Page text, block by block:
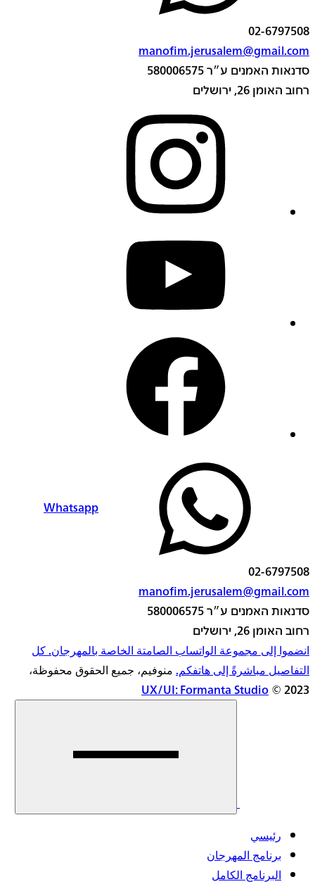
02-6797508
manofim.jerusalem@gmail.com
סדנאות האמנים ע״ר 580006575
רחוב האומן 26, ירושלים
Whatsapp
02-6797508
manofim.jerusalem@gmail.com
סדנאות האמנים ע״ר 580006575
רחוב האומן 26, ירושלים
انضموا إلى مجموعة الواتساب الصامتة الخاصة بالمهرجان. كل
التفاصيل مباشرةً إلى هاتفكم.منوفيم، جميع الحقوق محفوظة،
2023 ©
UX/UI: Formanta Studio
رئيسي
برنامج المهرجان
البرنامج الكامل